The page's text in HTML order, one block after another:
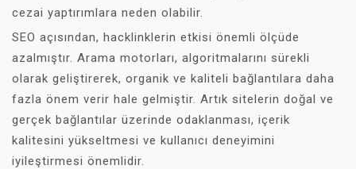
cezai yaptırımlara neden olabilir.
SEO açısından, hacklinklerin etkisi önemli ölçüde
azalmıştır. Arama motorları, algoritmalarını sürekli
olarak geliştirerek, organik ve kaliteli bağlantılara daha
fazla önem verir hale gelmiştir. Artık sitelerin doğal ve
gerçek bağlantılar üzerinde odaklanması, içerik
kalitesini yükseltmesi ve kullanıcı deneyimini
iyileştirmesi önemlidir.